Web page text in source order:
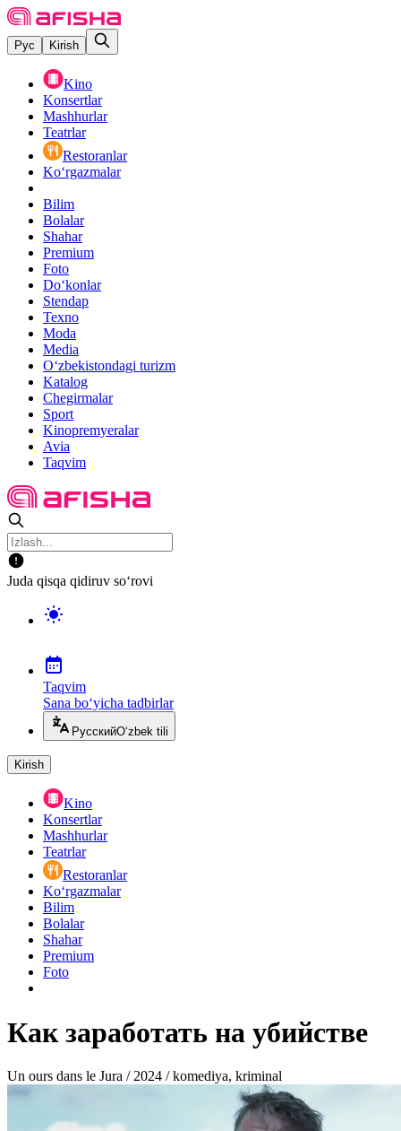
Рус Kirish
Kino
Konsertlar
Mashhurlar
Teatrlar
Restoranlar
Ko‘rgazmalar
Bilim
Bolalar
Shahar
Premium
Foto
Do‘konlar
Stendap
Texno
Moda
Media
O‘zbekistondagi turizm
Katalog
Chegirmalar
Sport
Kinopremyeralar
Avia
Taqvim
Juda qisqa qidiruv so‘rovi
Taqvim
Sana bo‘yicha tadbirlar
РусскийO‘zbek tili
Kirish
Kino
Konsertlar
Mashhurlar
Teatrlar
Restoranlar
Ko‘rgazmalar
Bilim
Bolalar
Shahar
Premium
Foto
Как заработать на убийстве
Un ours dans le Jura / 2024 / komediya, kriminal